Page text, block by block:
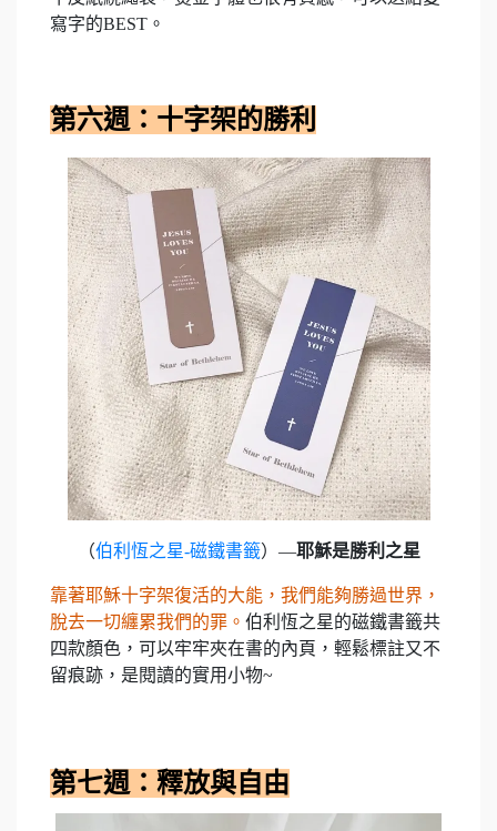
寫字的BEST。
第六週：十字架的勝利
（伯利恆之星-磁鐵書籤）—耶穌是勝利之星
靠著耶穌十字架復活的大能，我們能夠勝過世界，
脫去一切纏累我們的罪。 伯利恆之星的磁鐵書籤共
四款顏色，可以牢牢夾在書的內頁，輕鬆標註又不
留痕跡，是閱讀的實用小物~
第七週：釋放與自由